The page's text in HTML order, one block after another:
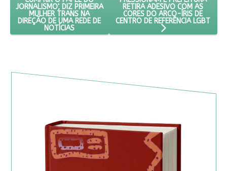
JORNALISMO', DIZ PRIMEIRA
MULHER TRANS NA
DIREÇÃO DE UMA REDE DE
NOTÍCIAS
RETIRA ADESIVO COM AS
CORES DO ARCO-ÍRIS DE
CENTRO DE REFERÊNCIA LGBT